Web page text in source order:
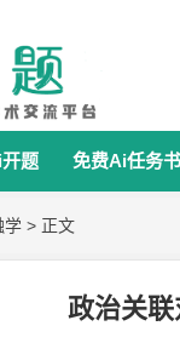
题 免费Ai任务书
学 > 正文
政治关